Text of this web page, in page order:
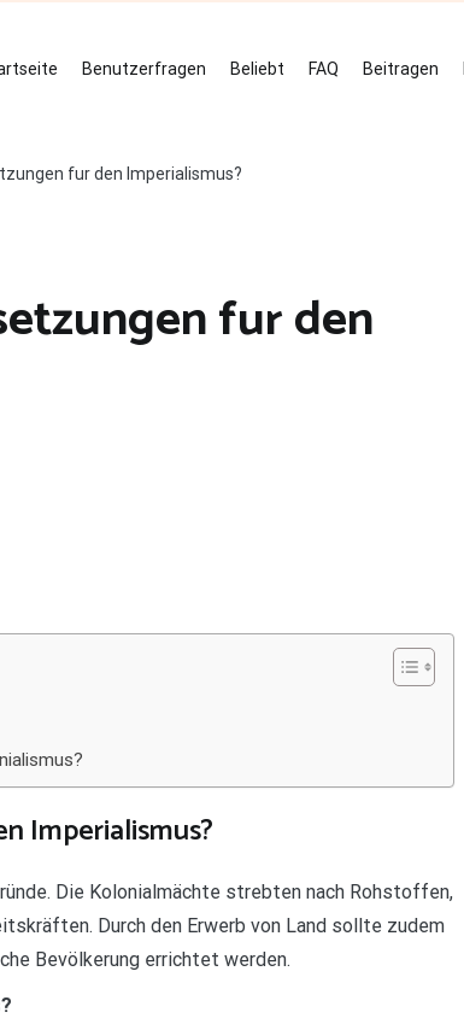
Benutzerfragen Beliebt FAQ Beitragen
fur den Imperialismus?
fur den
Imperialismus?
Die Kolonialmächte strebten nach Rohstoffen,
Durch den Erwerb von Land sollte zudem
Bevölkerung errichtet werden.